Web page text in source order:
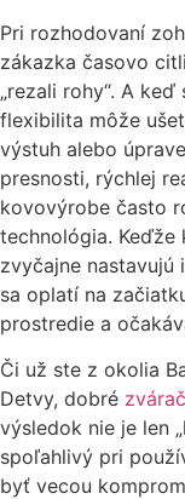
Pri rozhodovaní
zákazka časovo
„rezali rohy“. A
flexibilita môže
výstuh alebo
presnosti, rýchlej
kovovýrobe často
technológia. Keďže
zvyčajne
sa oplatí na
prostredie a
Či už ste z okolia
Detvy, dobré
výsledok nie je len
spoľahlivý pri
byť vecou